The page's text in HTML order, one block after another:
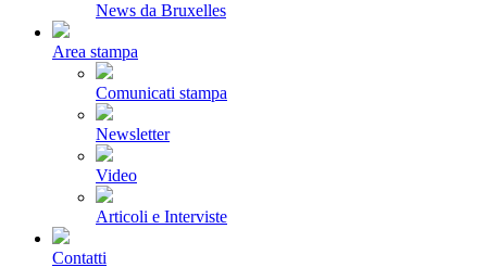
News da Bruxelles
Area stampa
Comunicati stampa
Newsletter
Video
Articoli e Interviste
Contatti